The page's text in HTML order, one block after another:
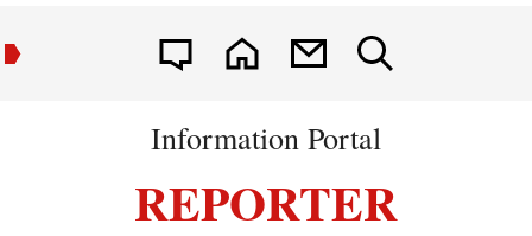
Information Portal
REPORTER